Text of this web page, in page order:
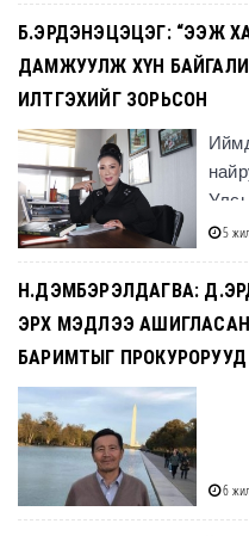
Б.ЭРДЭНЭЦЭЦЭГ: “ЭЭЖ
ДАМЖУУЛЖ ХҮН
ИЛТГЭХИЙГ ЗОРЬСОН
5 жил
Н.ДЭМБЭРЭЛДАГВА:
ЭРХ МЭДЛЭЭ
БАРИМТЫГ
6 жил